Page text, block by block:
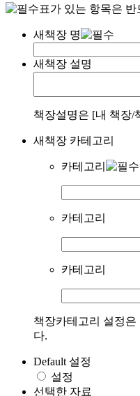
표가 있는 항목은
새책장 명
새책장 설명
책장설명은 [내 책장/
새책장 카테고리
카테고리
카테고리
카테고리
책장카테고리 설정은
다.
Default 설정
설정
선택한 자료